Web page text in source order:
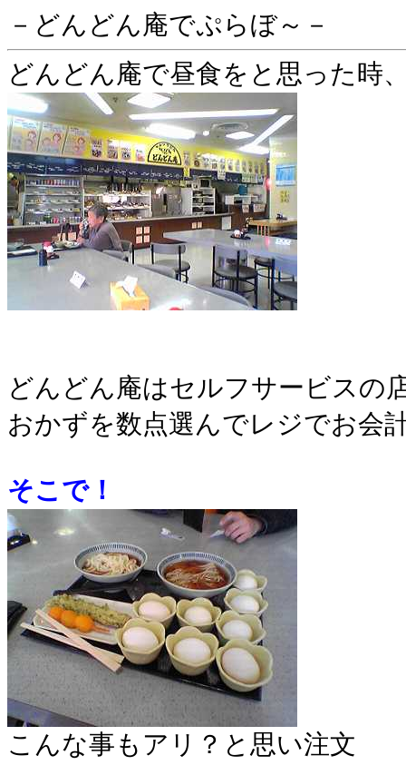
－どんどん庵でぷらぼ～－
どんどん庵で昼食をと思った時
どんどん庵はセルフサービスの
おかずを数点選んでレジでお会
そこで！
こんな事もアリ？と思い注文